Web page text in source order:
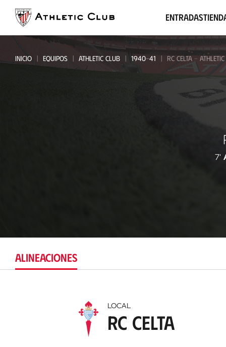
contenido
principal
Entradas
INICIO EQUIPOS ATHLETIC CLUB 1940-41 RC CELTA -
7'
ALINEACIONES
LOCAL
RC Celta